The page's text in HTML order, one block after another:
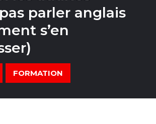
parler anglais
s’en
FORMATION